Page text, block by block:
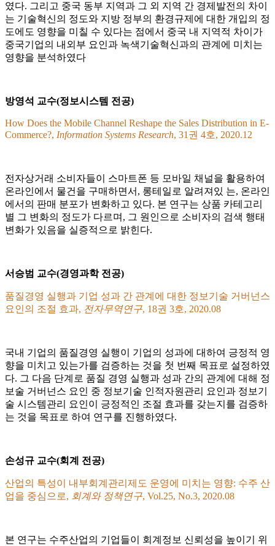
였다. 그리고 중국 동부 지역과 그 외 지역 간 경제발전의 차이
는 기술혁신의 정도와 지방 정부의 환경규제에 대한 개입의 정
도에도 영향을 미칠 수 있다는 점에서 중국 내 지역적 차이가
중국기업의 내외부 요인과 녹색기술혁신과의 관계에 미치는
영향을 분석하였다
방영석 교수(정보시스템 전공)
How Does the Mobile Channel Reshape the Sales Distribution in E-
Commerce?, Information Systems Research, 31권 4호, 2020.12
전자상거래 소비자들이 스마트폰 등 모바일 채널을 활용하여
온라인에서 물건을 구매하면서, 롱테일로 알려져있 는, 온라인
에서의 판매 분포가 변화하고 있다. 본 연구는 상품 카테고리
별 그 변화의 정도가 다르며, 그 원인으로 소비자의 검색 행태
변화가 있음을 실증적으로 밝힌다.
서승범 교수(경영과학 전공)
품질경영 실행과 기업 성과 간 관계에 대한 정보기술 거버넌스
요인의 조절 효과, 전자무역연구, 18권 3호, 2020.08
국내 기업의 품질경영 실행이 기업의 성과에 대하여 긍정적 영
향을 미치고 있는가를 검증하는 것을 첫 번째 목표로 설정하였
다. 그 다음 단계로 품질 경영 실행과 성과 간의 관계에 대해 정
보술 거버넌스 요인 중 정보기술 인적자원관리 요인과 정보기
술 시스템관리 요인이 긍정적인 조절 효과를 갖는지를 검증하
는 것을 목표로 하여 연구를 진행하였다.
손성규 교수(회계 전공)
산업의 특성이 내부회계관리제도 운영에 미치는 영향: 수주 산
업을 중심으로, 회계와 정책연구, Vol.25, No.3, 2020.08
본 연구는 수주산업의 기업들이 회계정보 신뢰성을 높이기 위